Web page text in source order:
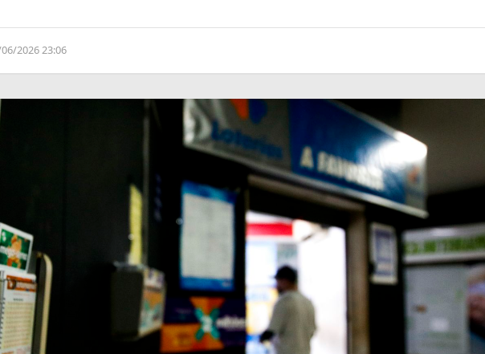
2026 23:06